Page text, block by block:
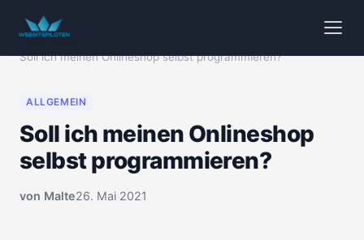
Start/Videos
Soll ich meinen Onlineshop selbst programmieren?
ALLGEMEIN
Soll ich meinen Onlineshop
selbst programmieren?
von Malte26. Mai 2021